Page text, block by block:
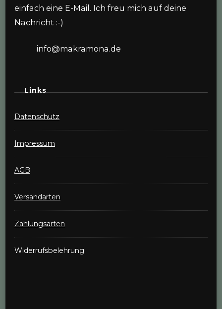
einfach eine E-Mail. Ich freu mich auf deine
Nachricht :-)
info@makramona.de
Links
Datenschutz
Impressum
AGB
Versandarten
Zahlungsarten
Widerrufsbelehrung